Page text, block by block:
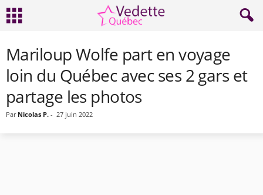
Mariloup Wolfe part en voyage
loin du Québec avec ses 2 gars et
partage les photos
Par Nicolas P. - 27 juin 2022